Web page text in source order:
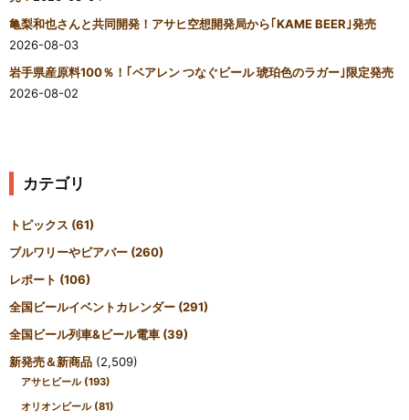
亀梨和也さんと共同開発！アサヒ空想開発局から｢KAME BEER｣発売
2026-08-03
岩手県産原料100％！｢ベアレン つなぐビール 琥珀色のラガー｣限定発売
2026-08-02
カテゴリ
トピックス (61)
ブルワリーやビアバー (260)
レポート (106)
全国ビールイベントカレンダー (291)
全国ビール列車&ビール電車 (39)
新発売＆新商品 (2,509)
アサヒビール (193)
オリオンビール (81)